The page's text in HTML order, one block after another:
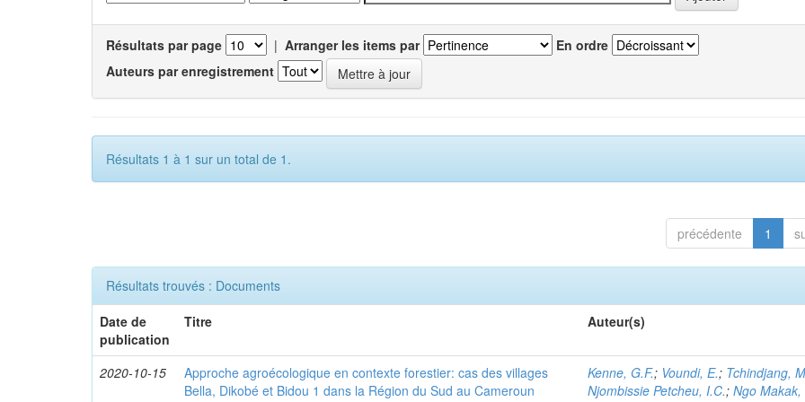
Résultats par page | Arranger les items par
En ordre
Auteurs par enregistrement
Résultats 1 à 1 sur un total de 1.
précédente 1
Résultats trouvés : Documents
Date de
publication
Titre Auteur(s)
2020-10-15
Approche agroécologique en contexte forestier: cas des villages
Bella, Dikobé et Bidou 1 dans la Région du Sud au Cameroun
Kenne, G.F.; Voundi, E.; Tchindjang,
Njombissie Petcheu, I.C.;Ngo Makak,